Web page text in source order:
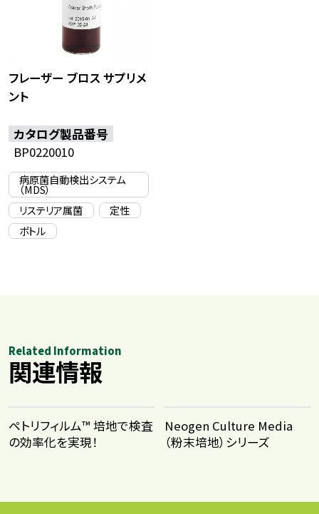
フレーザー ブロス サプリメ
ント
カタログ製品番号
BP0220010
病原菌自動検出システム
（MDS）
リステリア属菌
定性
ボトル
Related Information
関連情報
ペトリフィルム™ 培地で検査
の効率化を実現！
Neogen Culture Media
（粉末培地）シリーズ